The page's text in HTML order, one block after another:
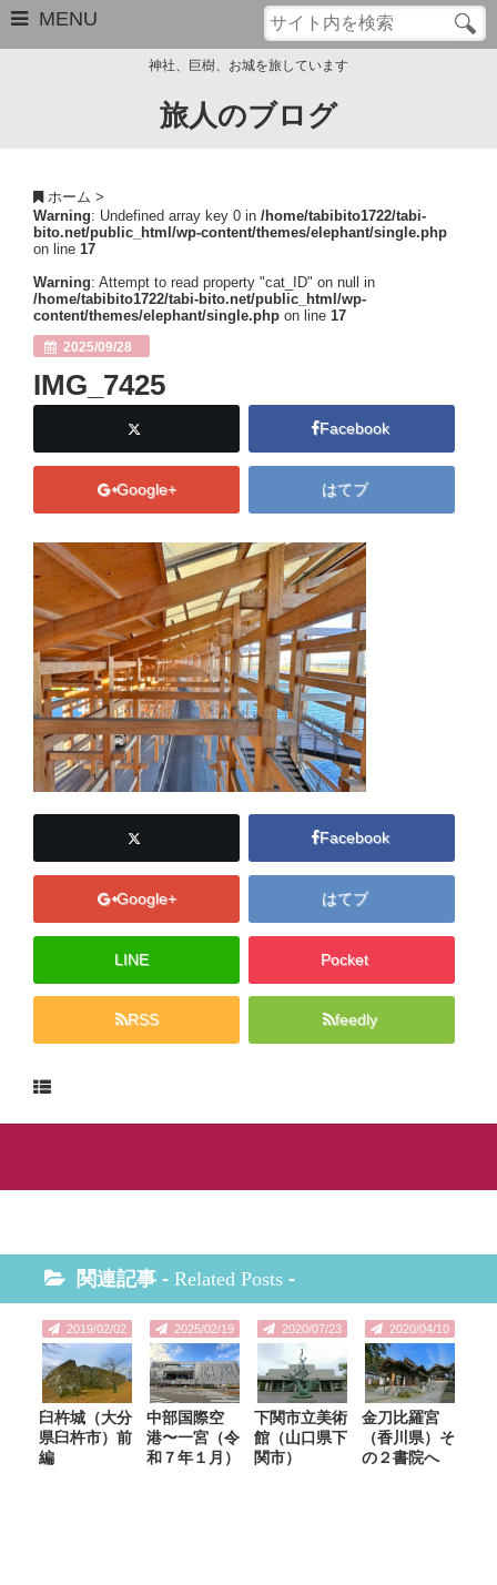
MENU
サイトマップ
Close
神社、巨樹、お城を旅しています
旅人のブログ
ホーム >
Warning: Undefined array key 0 in /home/tabibito1722/tabi-
bito.net/public_html/wp-content/themes/elephant/single.php
on line 17
Warning: Attempt to read property "cat_ID" on null in
/home/tabibito1722/tabi-bito.net/public_html/wp-
content/themes/elephant/single.php on line 17
2025/09/28
IMG_7425
Facebook
Google+ はてブ
Facebook
Google+ はてブ
LINE Pocket
RSS feedly
関連記事 - Related Posts -
2019/02/02
臼杵城（大分
県臼杵市）前
編
2025/02/19
中部国際空
港〜一宮（令
和７年１月）
2020/07/23
下関市立美術
館（山口県下
関市）
2020/04/10
金刀比羅宮
（香川県）そ
の２書院へ